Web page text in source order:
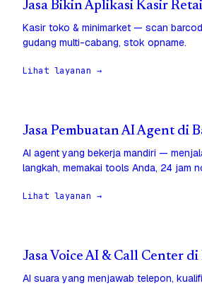
Jasa Bikin Aplikasi Kasir
Kasir toko & minimarket — scan
gudang multi-cabang, stok opname.
Lihat layanan →
Jasa Pembuatan AI Agent di
AI agent yang bekerja mandiri —
langkah, memakai tools Anda, 24 jam
Lihat layanan →
Jasa Voice AI & Call Center
AI suara yang menjawab telepon,